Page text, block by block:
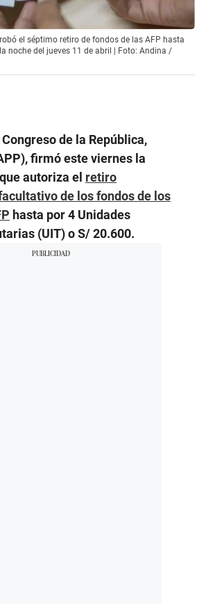
el séptimo retiro de fondos de las AFP hasta
noche del jueves 11 de abril | Foto: Andina /
de la República,
firmó este viernes la
autoriza el retiro
de los fondos de los
hasta por 4 Unidades
(UIT) o S/ 20.600.